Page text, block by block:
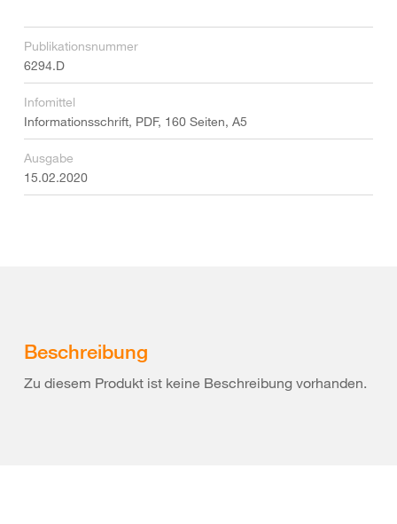
Publikationsnummer
6294.D
Infomittel
Informationsschrift, PDF, 160 Seiten, A5
Ausgabe
15.02.2020
Beschreibung
Zu diesem Produkt ist keine Beschreibung vorhanden.